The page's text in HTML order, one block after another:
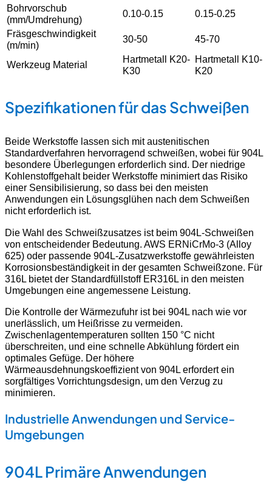
Bohrvorschub
(mm/Umdrehung)
0.10-0.15
0.15-0.25
Fräsgeschwindigkeit
(m/min)
30-50 45-70
Werkzeug Material
Hartmetall K20-
K30
Hartmetall K10-
K20
Spezifikationen für das Schweißen
Beide Werkstoffe lassen sich mit austenitischen
Standardverfahren hervorragend schweißen, wobei für 904L
besondere Überlegungen erforderlich sind. Der niedrige
Kohlenstoffgehalt beider Werkstoffe minimiert das Risiko
einer Sensibilisierung, so dass bei den meisten
Anwendungen ein Lösungsglühen nach dem Schweißen
nicht erforderlich ist.
Die Wahl des Schweißzusatzes ist beim 904L-Schweißen
von entscheidender Bedeutung. AWS ERNiCrMo-3 (Alloy
625) oder passende 904L-Zusatzwerkstoffe gewährleisten
Korrosionsbeständigkeit in der gesamten Schweißzone. Für
316L bietet der Standardfüllstoff ER316L in den meisten
Umgebungen eine angemessene Leistung.
Die Kontrolle der Wärmezufuhr ist bei 904L nach wie vor
unerlässlich, um Heißrisse zu vermeiden.
Zwischenlagentemperaturen sollten 150 °C nicht
überschreiten, und eine schnelle Abkühlung fördert ein
optimales Gefüge. Der höhere
Wärmeausdehnungskoeffizient von 904L erfordert ein
sorgfältiges Vorrichtungsdesign, um den Verzug zu
minimieren.
Industrielle Anwendungen und Service-
Umgebungen
904L Primäre Anwendungen